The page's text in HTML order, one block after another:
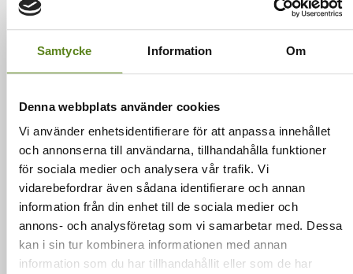
Samtycke Information Om
Denna webbplats använder cookies
Vi använder enhetsidentifierare för att anpassa innehållet
och annonserna till användarna, tillhandahålla funktioner
för sociala medier och analysera vår trafik. Vi
vidarebefordrar även sådana identifierare och annan
information från din enhet till de sociala medier och
annons- och analysföretag som vi samarbetar med. Dessa
kan i sin tur kombinera informationen med annan
information som du har tillhandahållit eller som de har
IDFA Amsterdam. Vinnare på Beldocs Festival och
Carthago Film Festival. Tävlade på DocsBarcelona,
Göteborg Film Festival m.fl. Nominerad till Prix
Genre: dokumentär
Längd: 83 min
År: 2017
Genre: Dokumentär